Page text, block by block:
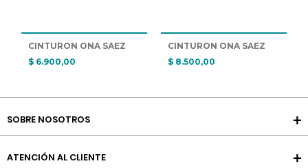
CINTURON ONA SAEZ
$ 6.900,00
CINTURON ONA SAEZ
$ 8.500,00
SOBRE NOSOTROS
ATENCIÓN AL CLIENTE